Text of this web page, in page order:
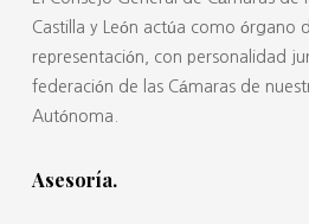
Castilla y León actúa como órgano
representación, con personalidad
federación de las Cámaras de
Autónoma.
Asesoría.